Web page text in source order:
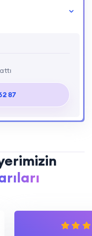
Evet
87